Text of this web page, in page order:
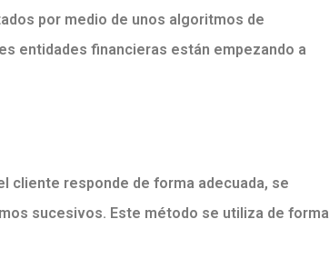
por medio de unos algoritmos de
entidades financieras están empezando a
cliente responde de forma adecuada, se
sucesivos. Este método se utiliza de forma